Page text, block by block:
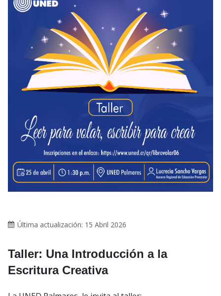
Última actualización: 15 Abril 2026
Taller: Una Introducción a la
Escritura Creativa